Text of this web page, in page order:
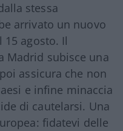
stessa
arrivato un nuovo
15 agosto. Il
Madrid subisce una
assicura che non
e infine minaccia
di cautelarsi. Una
fidatevi delle